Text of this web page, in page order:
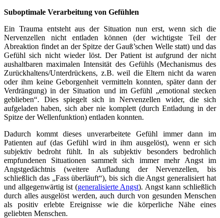
Suboptimale Verarbeitung von Gefühlen
Ein Trauma entsteht aus der Situation nun erst, wenn sich die
Nervenzellen nicht entladen können (der wichtigste Teil der
Abreaktion findet an der Spitze der Gauß’schen Welle statt) und das
Gefühl sich nicht wieder löst. Der Patient ist aufgrund der nicht
aushaltbaren maximalen Intensität des Gefühls (Mechanismus des
Zurückhaltens/Unterdrückens, z.B. weil die Eltern nicht da waren
oder ihm keine Geborgenheit vermitteln konnten, später dann der
Verdrängung) in der Situation und im Gefühl „emotional stecken
geblieben“. Dies spiegelt sich in Nervenzellen wider, die sich
aufgeladen haben, sich aber nie komplett (durch Entladung in der
Spitze der Wellenfunktion) entladen konnten.
Dadurch kommt dieses unverarbeitete Gefühl immer dann im
Patienten auf (das Gefühl wird in ihm ausgelöst), wenn er sich
subjektiv bedroht fühlt. In als subjektiv besonders bedrohlich
empfundenen Situationen sammelt sich immer mehr Angst im
Angstgedächtnis (weitere Aufladung der Nervenzellen, bis
schließlich das „Fass überläuft“), bis sich die Angst generalisiert hat
und allgegenwärtig ist (generalisierte Angst). Angst kann schließlich
durch alles ausgelöst werden, auch durch von gesunden Menschen
als positiv erlebte Ereignisse wie die körperliche Nähe eines
geliebten Menschen.